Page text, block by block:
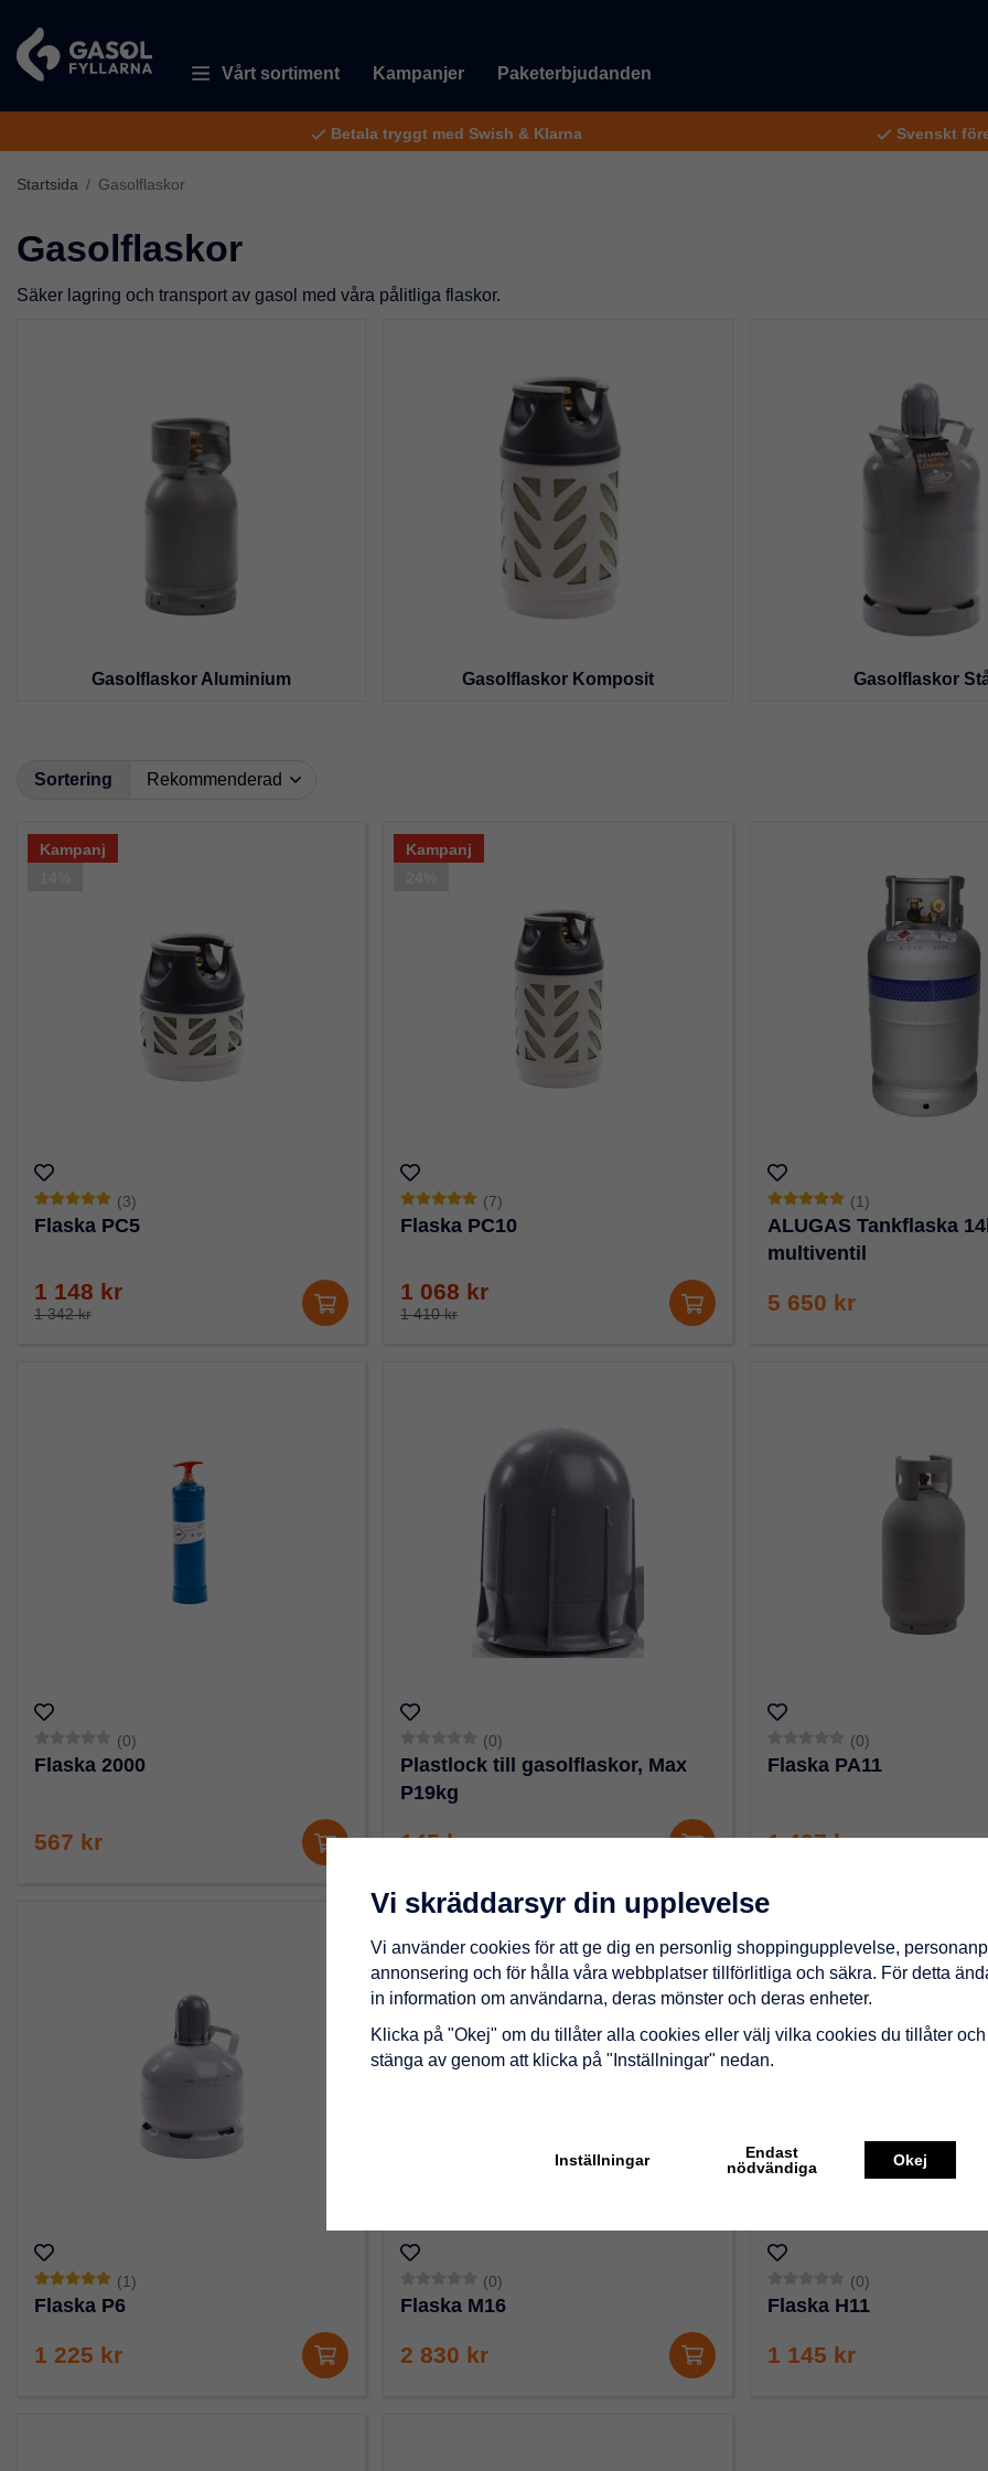
Vårt sortiment Kampanjer Paketerbjudanden
Betala tryggt med Swish & Klarna Svenskt
Startsida / Gasolflaskor
Gasolflaskor
Säker lagring och transport av gasol med våra pålitliga flaskor.
Gasolflaskor Aluminium Gasolflaskor Komposit Gasolflaskor
Sortering
Kampanj
(3)
Flaska PC5
1 148 kr
1 342 kr
Kampanj
(7)
Flaska PC10
1 068 kr
1 410 kr
(1)
ALUGAS Tankflaska
multiventil
5 650 kr
(0)
Flaska 2000
567 kr
(0)
Plastlock till gasolflaskor, Max
P19kg
145 kr
(0)
Flaska PA11
1 427 kr
(1)
Flaska P6
1 225 kr
(0)
Flaska M16
2 830 kr
(0)
Flaska H11
1 145 kr
Vi skräddarsyr din upplevelse
Vi använder cookies för att ge dig en personlig shoppingupplevelse,
annonsering och för hålla våra webbplatser tillförlitliga och säkra. För detta
in information om användarna, deras mönster och deras enheter.
Klicka på "Okej" om du tillåter alla cookies eller välj vilka cookies du tillåter
stänga av genom att klicka på "Inställningar" nedan.
Inställningar
Endast
nödvändiga
Okej